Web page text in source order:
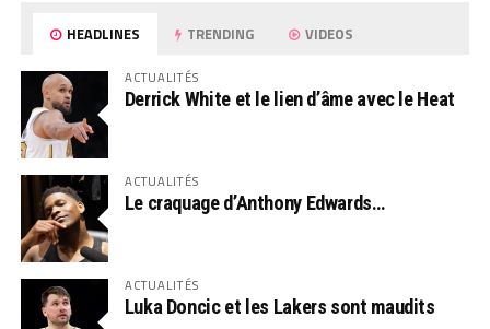
HEADLINES TRENDING VIDEOS
ACTUALITÉS
Derrick White et le lien d’âme avec le Heat
ACTUALITÉS
Le craquage d’Anthony Edwards…
ACTUALITÉS
Luka Doncic et les Lakers sont maudits